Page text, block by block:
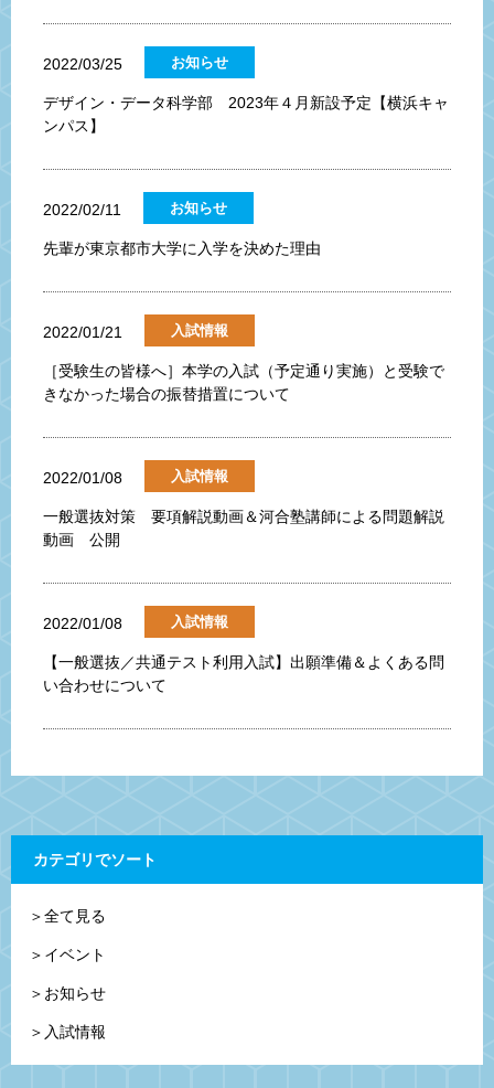
2022/03/25 お知らせ
デザイン・データ科学部 2023年４月新設予定【横浜キャ
ンパス】
2022/02/11 お知らせ
先輩が東京都市大学に入学を決めた理由
2022/01/21 入試情報
［受験生の皆様へ］本学の入試（予定通り実施）と受験で
きなかった場合の振替措置について
2022/01/08 入試情報
一般選抜対策 要項解説動画＆河合塾講師による問題解説
動画 公開
2022/01/08 入試情報
【一般選抜／共通テスト利用入試】出願準備＆よくある問
い合わせについて
カテゴリでソート
＞全て見る
＞イベント
＞お知らせ
＞入試情報